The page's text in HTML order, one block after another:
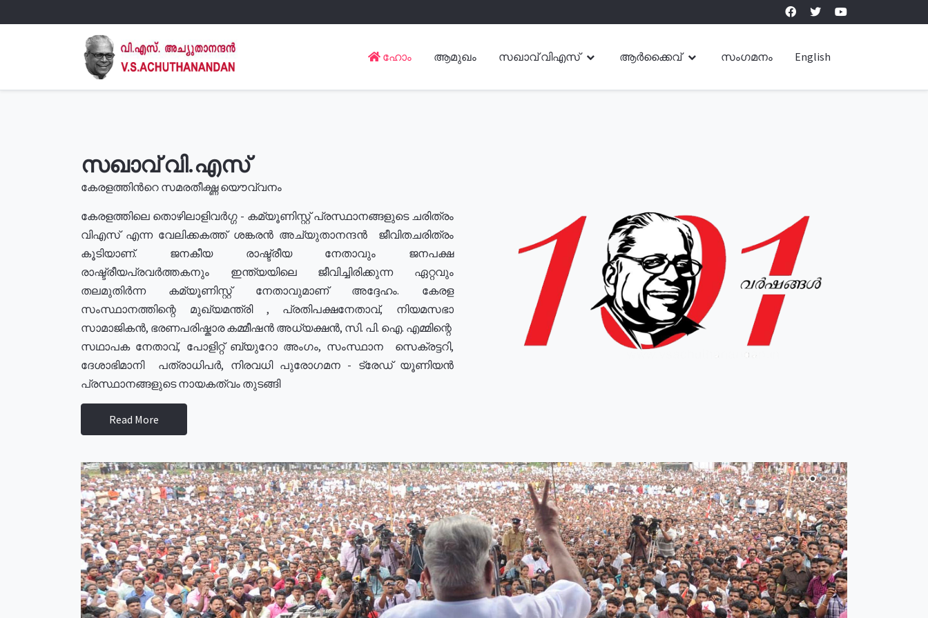
ഹോം ആമുഖം സഖാവ് വിഎസ് ആർക്കൈവ് സംഗമനം English
സഖാവ് വി.എസ്
കേരളത്തിൻറെ സമരതീക്ഷ്ണ യൌവ്വനം
കേരളത്തിലെ തൊഴിലാളിവർഗ്ഗ - കമ്യൂണിസ്റ്റ് പ്രസ്ഥാനങ്ങളുടെ ചരിത്രം
വിഎസ് എന്ന വേലിക്കകത്ത് ശങ്കരൻ അച്യുതാനന്ദൻ ജീവിതചരിത്രം
കൂടിയാണ്. ജനകീയ രാഷ്ട്രീയ നേതാവും ജനപക്ഷ
രാഷ്ട്രീയപ്രവർത്തകനും ഇന്ത്യയിലെ ജീവിച്ചിരിക്കുന്ന ഏറ്റവും
തലമുതിർന്ന കമ്യൂണിസ്റ്റ് നേതാവുമാണ് അദ്ദേഹം. കേരള
സംസ്ഥാനത്തിന്റെ മുഖ്യമന്ത്രി , പ്രതിപക്ഷനേതാവ്, നിയമസഭാ
സാമാജികൻ, ഭരണപരിഷ്കാര കമ്മീഷൻ അധ്യക്ഷൻ, സി. പി. ഐ. എമ്മിന്റെ
സഥാപക നേതാവ്, പോളിറ്റ് ബ്യുറോ അംഗം, സംസ്ഥാന സെക്രട്ടറി,
ദേശാഭിമാനി പത്രാധിപർ, നിരവധി പുരോഗമന - ട്രേഡ് യൂണിയൻ
പ്രസ്ഥാനങ്ങളുടെ നായകത്വം തുടങ്ങി
Read More